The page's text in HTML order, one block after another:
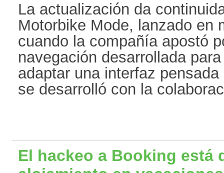
La actualización da
Motorbike Mode, lanzado en
cuando la compañía apostó
navegación desarrollada
adaptar una interfaz
se desarrolló con la
El hackeo a Booking está